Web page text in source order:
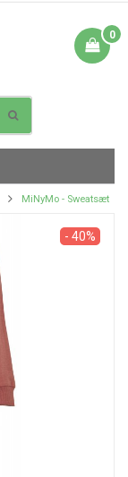
0
MiNyMo - Sweatsæt
- 40%